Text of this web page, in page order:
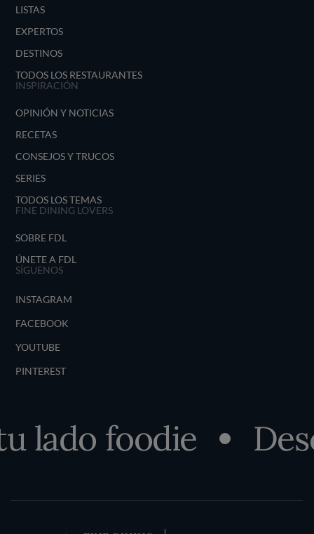
LISTAS
EXPERTOS
DESTINOS
TODOS LOS RESTAURANTES
INSPIRACIÓN
OPINIÓN Y NOTICIAS
RECETAS
CONSEJOS Y TRUCOS
SERIES
TODOS LOS TEMAS
FINE DINING LOVERS
SOBRE FDL
ÚNETE A FDL
SÍGUENOS
INSTAGRAM
FACEBOOK
YOUTUBE
PINTEREST
lado foodie